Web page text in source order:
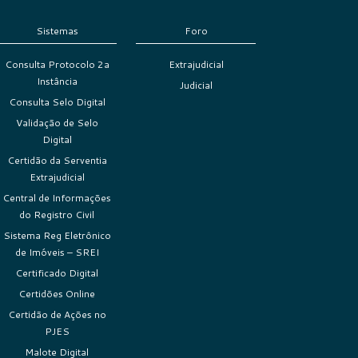
Sistemas
Consulta Protocolo 2a
Instância
Consulta Selo Digital
Validação de Selo
Digital
Certidão da Serventia
Extrajudicial
Central de Informações
do Registro Civil
Sistema Reg Eletrônico
de Imóveis – SREI
Certificado Digital
Certidões Online
Certidão de Ações no
PJES
Malote Digital
Foro
Extrajudicial
Judicial